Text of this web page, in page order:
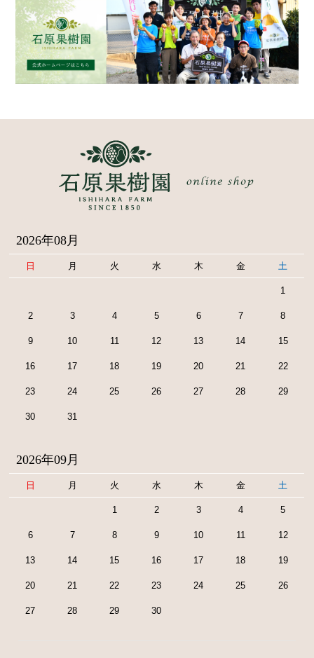
2026年08月
日 月 火 水 木 金 土
1
2 3 4 5 6 7 8
9 10 11 12 13 14 15
16 17 18 19 20 21 22
23 24 25 26 27 28 29
30 31
2026年09月
日 月 火 水 木 金 土
1 2 3 4 5
6 7 8 9 10 11 12
13 14 15 16 17 18 19
20 21 22 23 24 25 26
27 28 29 30